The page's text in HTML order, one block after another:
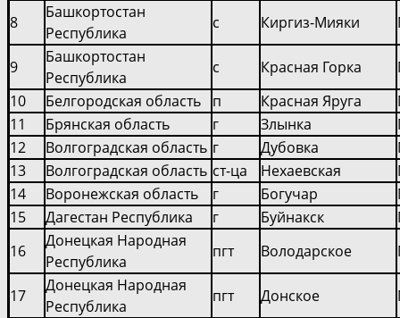
8
Башкортостан
Республика
с Киргиз-Мияки
9
Башкортостан
Республика
с Красная Горка
10
Белгородская область п Красная Яруга
11
Брянская область г Злынка
12
Волгоградская область г Дубовка
13
Волгоградская область ст-ца Нехаевская
14
Воронежская область г Богучар
15
Дагестан Республика г Буйнакск
16
Донецкая Народная
Республика
пгт Володарское
17
Донецкая Народная
Республика
пгт Донское